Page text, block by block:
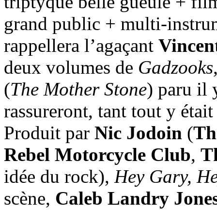
grand public + multi-
rappellera l’agaçant
deux volumes de Gadzooks
(The Mother Stone) paru il
rassureront, tant tout y
Produit par Nic Jodoin (
Rebel Motorcycle Club,
idée du rock), Hey Gary,
scène, Caleb Landry